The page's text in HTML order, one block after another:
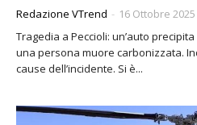
Redazione VTrend - 16 Ottobre 2025
Tragedia a Peccioli: un’auto
una persona muore carbonizzata.
cause dell’incidente. Si è...